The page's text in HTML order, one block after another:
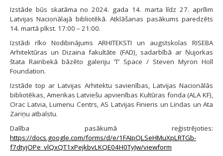
Izstāde būs skatāma no 2024. gada 14. marta līdz 27. aprīlim
Latvijas Nacionālajā bibliotēkā. Atklāšanas pasākums paredzēts
14. martā plkst. 17:00 – 21:00.
Izstādi rīko Nodibinājums ARHITEKSTI un augstskolas RISEBA
Arhitektūras un Dizaina fakultāte (FAD), sadarbībā ar Ņujorkas
štata Rainbekā bāzēto galeriju ‘T’ Space / Steven Myron Holl
Foundation.
Izstāde top ar Latvijas Arhitektu savienības, Latvijas Nacionālās
bibliotēkas, Amerikas Latviešu apvienības Kultūras fonda (ALA KF),
Orac Latvia, Lumenu Centrs, AS Latvijas Finieris un Lindas un Ata
Zariņu atbalstu.
Dalība pasākumā reģistrējoties:
https://docs.google.com/forms/d/e/1FAIpQLSeHMuXpLRTGb-
f7dtyjOPe_vlQxQT1xPejkbvLKQE04H0TyJw/viewform